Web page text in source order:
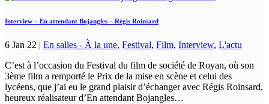
Interview – En attendant Bojangles – Régis Roinsard
6 Jan 22 | En salles - À la une, Festival, Film, Interview, L'actu
C’est à l’occasion du Festival du film de société de Royan, où son
3ème film a remporté le Prix de la mise en scène et celui des
lycéens, que j’ai eu le grand plaisir d’échanger avec Régis Roinsard,
heureux réalisateur d’En attendant Bojangles…